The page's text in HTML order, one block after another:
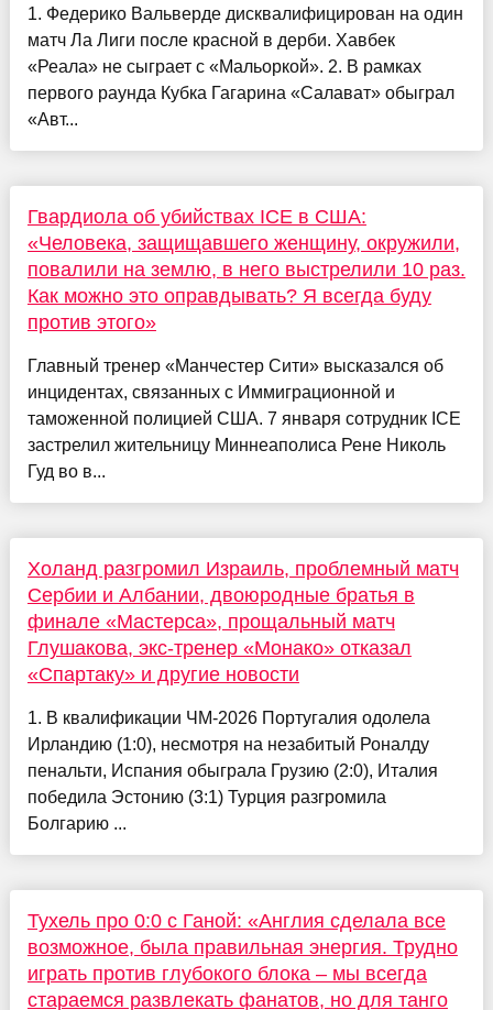
1. Федерико Вальверде дисквалифицирован на один
матч Ла Лиги после красной в дерби. Хавбек
«Реала» не сыграет с «Мальоркой». 2. В рамках
первого раунда Кубка Гагарина «Салават» обыграл
«Авт...
Гвардиола об убийствах ICE в США:
«Человека, защищавшего женщину, окружили,
повалили на землю, в него выстрелили 10 раз.
Как можно это оправдывать? Я всегда буду
против этого»
Главный тренер «Манчестер Сити» высказался об
инцидентах, связанных с Иммиграционной и
таможенной полицией США. 7 января сотрудник ICE
застрелил жительницу Миннеаполиса Рене Николь
Гуд во в...
Холанд разгромил Израиль, проблемный матч
Сербии и Албании, двоюродные братья в
финале «Мастерса», прощальный матч
Глушакова, экс-тренер «Монако» отказал
«Спартаку» и другие новости
1. В квалификации ЧМ-2026 Португалия одолела
Ирландию (1:0), несмотря на незабитый Роналду
пенальти, Испания обыграла Грузию (2:0), Италия
победила Эстонию (3:1) Турция разгромила
Болгарию ...
Тухель про 0:0 с Ганой: «Англия сделала все
возможное, была правильная энергия. Трудно
играть против глубокого блока – мы всегда
стараемся развлекать фанатов, но для танго